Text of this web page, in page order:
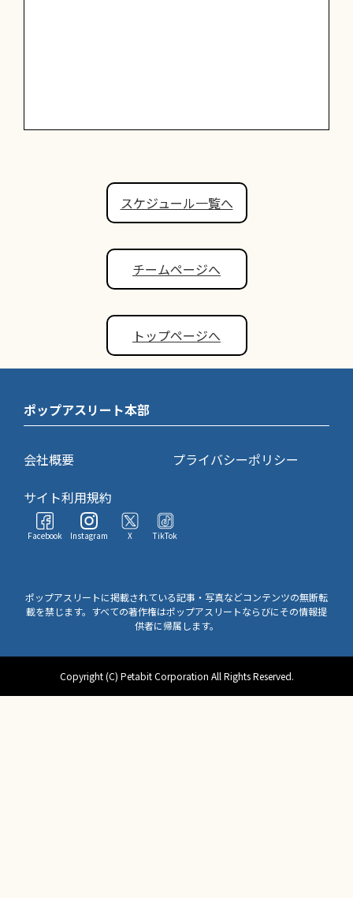
スケジュール一覧へ
チームページへ
トップページへ
ポップアスリート本部
会社概要
プライバシーポリシー
サイト利用規約
Facebook Instagram X TikTok
ポップアスリートに掲載されている記事・写真などコンテンツの無断転
載を禁じます。すべての著作権はポップアスリートならびにその情報提
供者に帰属します。
Copyright (C) Petabit Corporation All Rights Reserved.